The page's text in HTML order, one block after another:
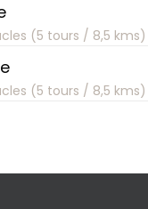
(5 tours / 8,5 kms)
(5 tours / 8,5 kms)